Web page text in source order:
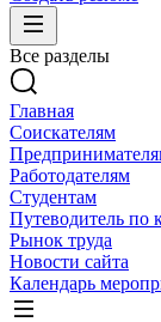
Все разделы
Главная
Соискателям
Работодателям
Студентам
Путеводитель по
Рынок труда
Новости сайта
Календарь